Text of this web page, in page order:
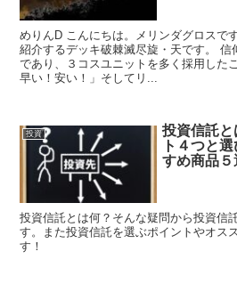
めりんD こんにちは。メリンダグロスで
紹介するデッキ破棘滅尽旋・天です。 信
であり、３コスユニットを多く採用した
早い！安い！」そしてリ...
投資
投資信託と
ト４つと
すめ商品５
投資信託とは何？そんな疑問から投資信
す。また投資信託を選ぶポイントやオス
す！